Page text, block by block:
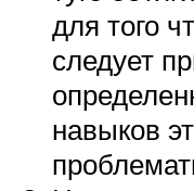
для того
следует
навыков